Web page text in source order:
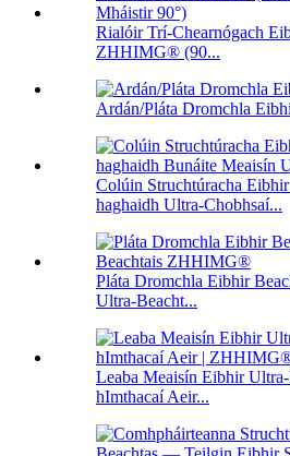
Rialóir Trí-Chearnógach
ZHHIMG® (90...
Ardán/Pláta Dromchla
Colúin Struchtúracha
haghaidh Ultra-Chobhsaí...
Pláta Dromchla Eibhir
Ultra-Beacht...
Leaba Meaisín Eibhir
hImthacaí Aeir...